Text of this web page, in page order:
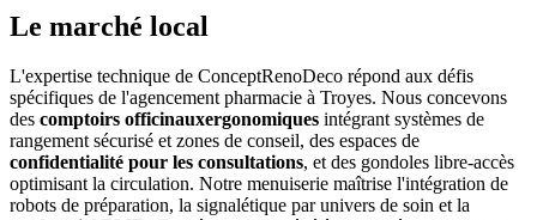
Le marché local
L'expertise technique de ConceptRenoDeco répond aux défis
spécifiques de l'agencement pharmacie à Troyes. Nous concevons
des comptoirs officinauxergonomiques intégrant systèmes de
rangement sécurisé et zones de conseil, des espaces de
confidentialité pour les consultations, et des gondoles libre-accès
optimisant la circulation. Notre menuiserie maîtrise l'intégration de
robots de préparation, la signalétique par univers de soin et la